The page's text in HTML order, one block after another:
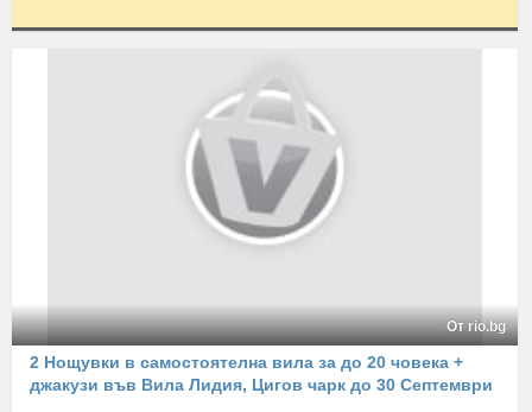
От rio.bg
2 Нощувки в самостоятелна вила за до 20 човека +
джакузи във Вила Лидия, Цигов чарк до 30 Септември